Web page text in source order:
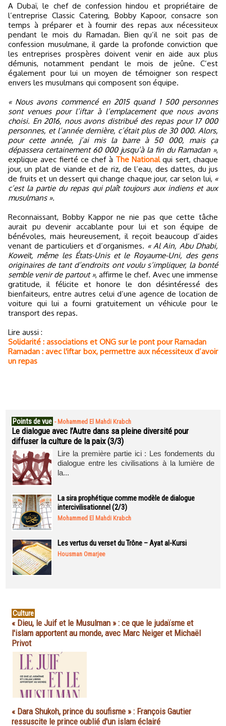
A Dubaï, le chef de confession hindou et propriétaire de
l’entreprise Classic Catering, Bobby Kapoor, consacre son
temps à préparer et à fournir des repas aux nécessiteux
pendant le mois du Ramadan. Bien qu’il ne soit pas de
confession musulmane, il garde la profonde conviction que
les entreprises prospères doivent venir en aide aux plus
démunis, notamment pendant le mois de jeûne. C’est
également pour lui un moyen de témoigner son respect
envers les musulmans qui composent son équipe.
« Nous avons commencé en 2015 quand 1 500 personnes
sont venues pour l’iftar à l’emplacement que nous avons
choisi. En 2016, nous avons distribué des repas pour 17 000
personnes, et l’année dernière, c’était plus de 30 000. Alors,
pour cette année, j’ai mis la barre à 50 000, mais ça
dépassera certainement 60 000 jusqu’à la fin du Ramadan »,
explique avec fierté ce chef à The Nationalqui sert, chaque
jour, un plat de viande et de riz, de l’eau, des dattes, du jus
de fruits et un dessert qui change chaque jour, car selon lui, «
c’est la partie du repas qui plaît toujours aux indiens et aux
musulmans ».
Reconnaissant, Bobby Kappor ne nie pas que cette tâche
aurait pu devenir accablante pour lui et son équipe de
bénévoles, mais heureusement, il reçoit beaucoup d’aides
venant de particuliers et d’organismes. « Al Ain, Abu Dhabi,
Koweït, même les États-Unis et le Royaume-Uni, des gens
originaires de tant d’endroits ont voulu s’impliquer, la bonté
semble venir de partout », affirme le chef. Avec une immense
gratitude, il félicite et honore le don désintéressé des
bienfaiteurs, entre autres celui d’une agence de location de
voiture qui lui a fourni gratuitement un véhicule pour le
transport des repas.
Lire aussi :
Solidarité : associations et ONG sur le pont pour Ramadan
Ramadan : avec l'iftar box, permettre aux nécessiteux d’avoir
un repas
Points de vue - Mohammed El Mahdi Krabch
Le dialogue avec l’Autre dans sa pleine diversité pour
diffuser la culture de la paix (3/3)
Lire la première partie ici : Les fondements du
dialogue entre les civilisations à la lumière de
la...
La sira prophétique comme modèle de dialogue
intercivilisationnel (2/3)
Mohammed El Mahdi Krabch
Les vertus du verset du Trône – Ayat al-Kursi
Housman Omarjee
Culture
« Dieu, le Juif et le Musulman » : ce que le judaïsme et
l'islam apportent au monde, avec Marc Neiger et Michaël
Privot
« Dara Shukoh, prince du soufisme » : François Gautier
ressuscite le prince oublié d'un islam éclairé